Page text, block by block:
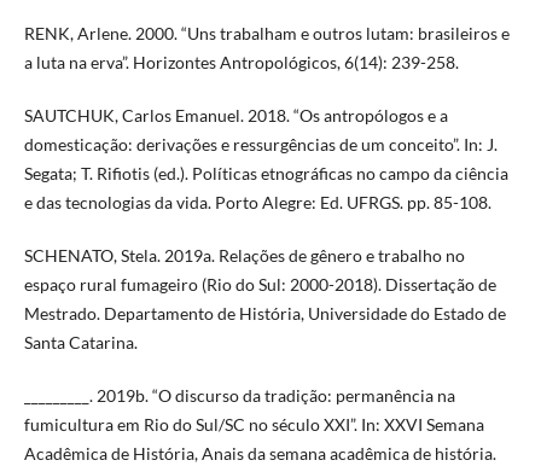
RENK, Arlene. 2000. “Uns trabalham e outros lutam: brasileiros e
a luta na erva”. Horizontes Antropológicos, 6(14): 239-258.
SAUTCHUK, Carlos Emanuel. 2018. “Os antropólogos e a
domesticação: derivações e ressurgências de um conceito”. In: J.
Segata; T. Rifiotis (ed.). Políticas etnográficas no campo da ciência
e das tecnologias da vida. Porto Alegre: Ed. UFRGS. pp. 85-108.
SCHENATO, Stela. 2019a. Relações de gênero e trabalho no
espaço rural fumageiro (Rio do Sul: 2000-2018). Dissertação de
Mestrado. Departamento de História, Universidade do Estado de
Santa Catarina.
_________. 2019b. “O discurso da tradição: permanência na
fumicultura em Rio do Sul/SC no século XXI”. In: XXVI Semana
Acadêmica de História, Anais da semana acadêmica de história.